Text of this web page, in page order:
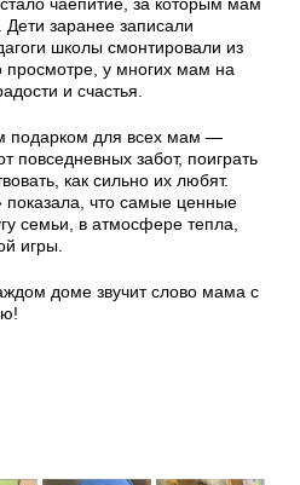
чаепитие, за которым мам
заранее записали
школы смонтировали из
просмотре, у многих мам на
и счастья.
подарком для всех мам —
повседневных забот, поиграть
как сильно их любят.
что самые ценные
семьи, в атмосфере тепла,
игры.
доме звучит слово мама с